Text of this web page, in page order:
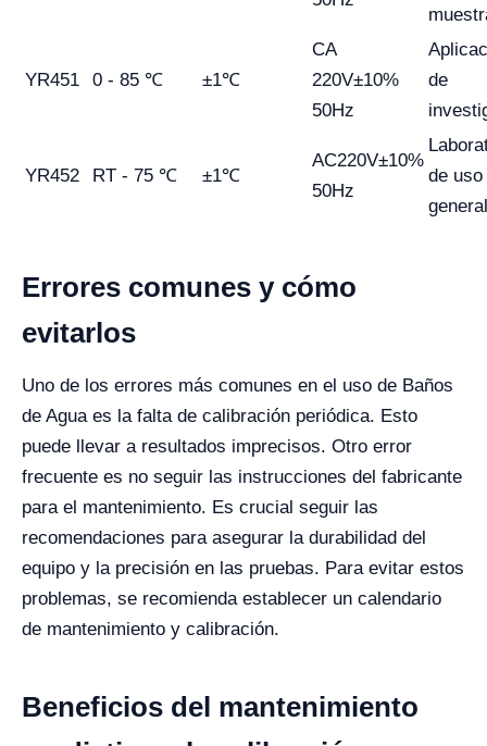
YR451 0 - 85 ℃ ±1℃
CA
220V±10%
50Hz
de
YR452 RT - 75 ℃ ±1℃
AC220V±10%
50Hz
de uso
general
Errores comunes y cómo
evitarlos
Uno de los errores más comunes en el uso de Baños
de Agua es la falta de calibración periódica. Esto
puede llevar a resultados imprecisos. Otro error
frecuente es no seguir las instrucciones del fabricante
para el mantenimiento. Es crucial seguir las
recomendaciones para asegurar la durabilidad del
equipo y la precisión en las pruebas. Para evitar estos
problemas, se recomienda establecer un calendario
de mantenimiento y calibración.
Beneficios del mantenimiento